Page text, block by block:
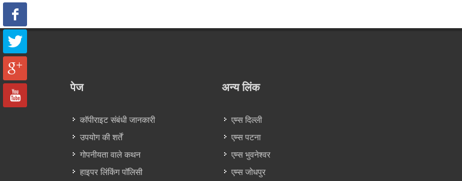
पेज
कॉपीराइट संबंधी जानकारी
उपयोग की शर्तें
गोपनीयता वाले कथन
हाइपर लिंकिंग पॉलिसी
अन्य लिंक
एम्स दिल्ली
एम्स पटना
एम्स भुवनेश्वर
एम्स जोधपुर